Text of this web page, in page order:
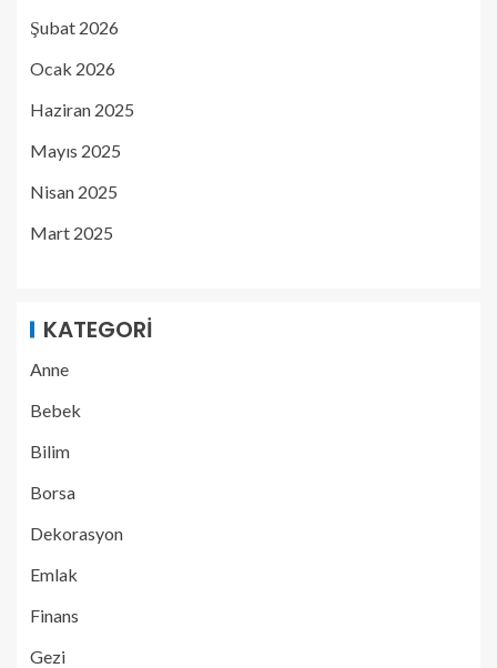
Şubat 2026
Ocak 2026
Haziran 2025
Mayıs 2025
Nisan 2025
Mart 2025
KATEGORI
Anne
Bebek
Bilim
Borsa
Dekorasyon
Emlak
Finans
Gezi